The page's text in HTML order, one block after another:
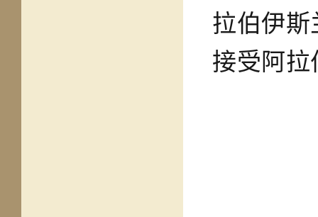
拉伯伊斯
接受阿拉